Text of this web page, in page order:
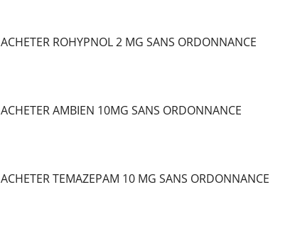
ACHETER ROHYPNOL 2 MG SANS ORDONNANCE
ACHETER AMBIEN 10MG SANS ORDONNANCE
ACHETER TEMAZEPAM 10 MG SANS ORDONNANCE